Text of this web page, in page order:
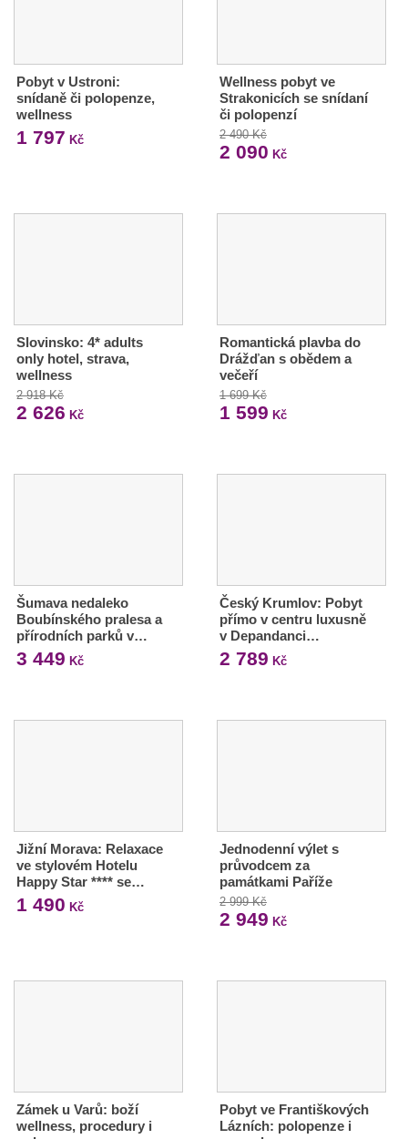
Pobyt v Ustroni:
snídaně či polopenze,
wellness
1 797 Kč
Wellness pobyt ve
Strakonicích se snídaní
či polopenzí
2 490 Kč
2 090 Kč
Slovinsko: 4* adults
only hotel, strava,
wellness
2 918 Kč
2 626 Kč
Romantická plavba do
Drážďan s obědem a
večeří
1 699 Kč
1 599 Kč
Šumava nedaleko
Boubínského pralesa a
přírodních parků v…
3 449 Kč
Český Krumlov: Pobyt
přímo v centru luxusně
v Depandanci…
2 789 Kč
Jižní Morava: Relaxace
ve stylovém Hotelu
Happy Star **** se…
1 490 Kč
Jednodenní výlet s
průvodcem za
památkami Paříže
2 999 Kč
2 949 Kč
Zámek u Varů: boží
wellness, procedury i
Pobyt ve Františkových
Lázních: polopenze i